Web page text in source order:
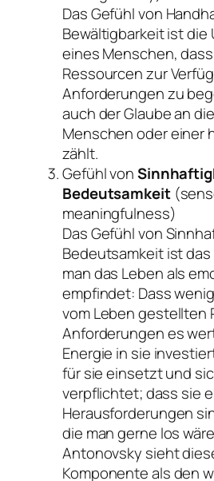
Das Gefühl von
Bewältigbarkeit ist die
eines Menschen,
Ressourcen zur
Anforderungen zu
auch der Glaube an
Menschen oder einer
zählt.
Gefühl von
Bedeutsamkeit (
meaningfulness)
Das Gefühl von
Bedeutsamkeit ist
man das Leben als
empfindet: Dass
vom Leben gestellten
Anforderungen es
Energie in sie
für sie einsetzt und
verpflichtet; dass sie
Herausforderungen
die man gerne los
Antonovsky sieht
Komponente als den